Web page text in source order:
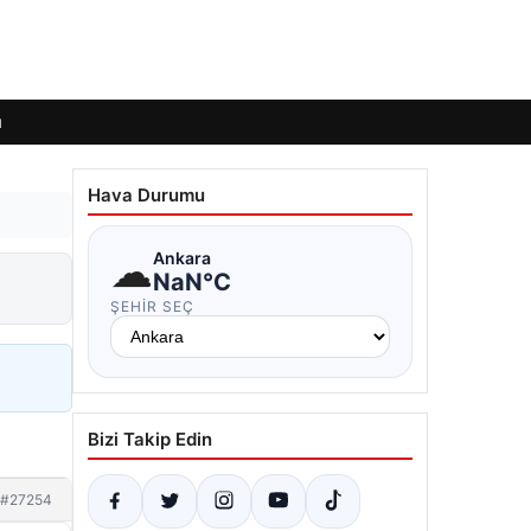
#27254
Hava Durumu
☁Ankara
NaN°C
ŞEHIR SEÇ
Bizi Takip Edin